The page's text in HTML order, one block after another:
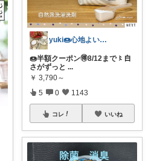
yuki🍩心地よいものに囲まれて💛
🍩半額クーポン🉐8/12まで〻白
さがずっと ...
￥ 3,790～
5 0 1143
コレ いいね